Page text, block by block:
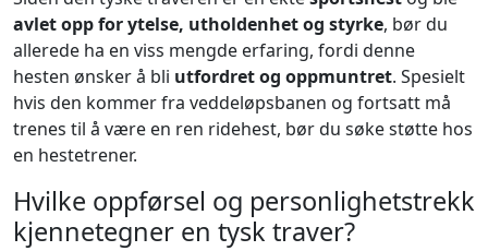
avlet opp for ytelse, utholdenhet og styrke, bør du
allerede ha en viss mengde erfaring, fordi denne
hesten ønsker å bli utfordret og oppmuntret. Spesielt
hvis den kommer fra veddeløpsbanen og fortsatt må
trenes til å være en ren ridehest, bør du søke støtte hos
en hestetrener.
Hvilke oppførsel og personlighetstrekk
kjennetegner en tysk traver?